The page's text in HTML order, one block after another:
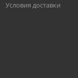
Условия доставки